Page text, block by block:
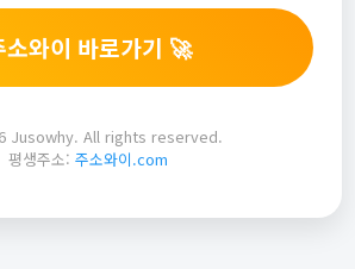
소와이 바로가기 🚀
Jusowhy. All rights reserved.
평생주소: 주소와이.com